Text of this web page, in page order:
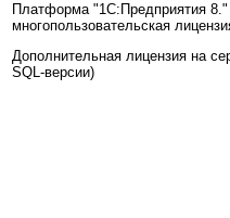
Платформа "1С:Предприятия 8."
многопользовательская
Дополнительная лицензия на
SQL-версии)